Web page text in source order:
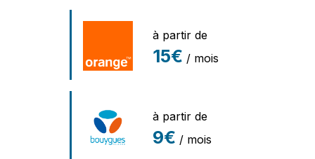
à partir de
15€ / mois
à partir de
9€ / mois